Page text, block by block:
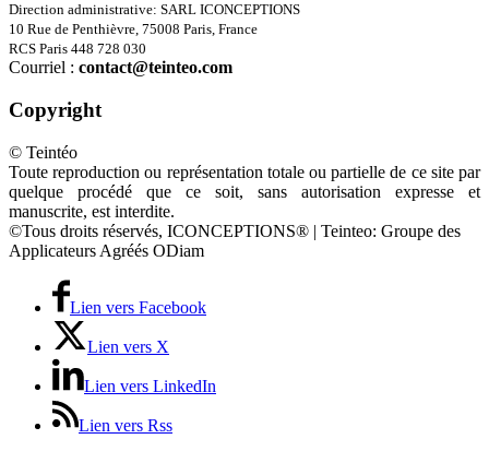
Direction administrative: SARL ICONCEPTIONS
10 Rue de Penthièvre, 75008 Paris, France
RCS Paris 448 728 030
Courriel : contact@teinteo.com
Copyright
© Teintéo
Toute reproduction ou représentation totale ou partielle de ce site par
quelque procédé que ce soit, sans autorisation expresse et
manuscrite, est interdite.
©Tous droits réservés, ICONCEPTIONS® | Teinteo: Groupe des
Applicateurs Agréés ODiam
Lien vers Facebook
Lien vers X
Lien vers LinkedIn
Lien vers Rss